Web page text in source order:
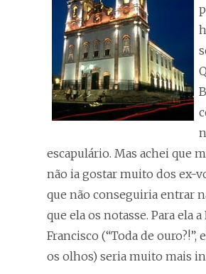
escapulário. Mas achei que
não ia gostar muito dos ex-
que não conseguiria entrar
que ela os notasse. Para ela a
Francisco (“Toda de ouro?!”,
os olhos) seria muito mais